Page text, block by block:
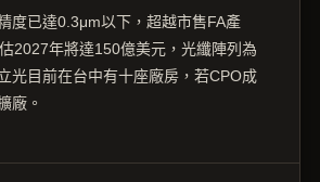
度已達0.3μm以下，超越市售FA產
2027年將達150億美元，光纖陣列為
光目前在台中有十座廠房，若CPO成
廠。